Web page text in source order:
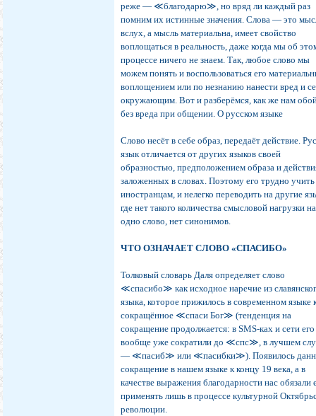
реже — ≪благодарю≫, но вряд ли каждый раз
помним их истинные значения. Слова — это
вслух, а мысль материальна, имеет свойство
воплощаться в реальность, даже когда мы об
процессе ничего не знаем. Так, любое слово мы
можем понять и воспользоваться его
воплощением или по незнанию нанести вред и
окружающим. Вот и разберёмся, как же нам
без вреда при общении. О русском языке
Слово несёт в себе образ, передаёт действие.
язык отличается oт других языков своей
образностью, предположением образа и
заложенных в словах. Поэтому его трудно учить
иностранцам, и нелегко переводить на другие
где нет такого количества смысловой нагрузки на
одно слово, нет синонимов.
ЧТО ОЗНАЧАЕТ СЛОВО «СПАСИБО»
Толковый словарь Даля определяет слово
≪спасибо≫ как исходное наречие из
языка, которое прижилось в современном языке
сокращённое ≪спаси Бог≫ (тенденция на
сокращение продолжается: в SMS-ках и сети его
вообще уже сократили до ≪спс≫, в лучшем
— ≪пасиб≫ или ≪пасибки≫). Появилось
сокращение в нашем языке к концу 19 века, а в
качестве выражения благодарности нас обязали
применять лишь в процессе культурной
революции.